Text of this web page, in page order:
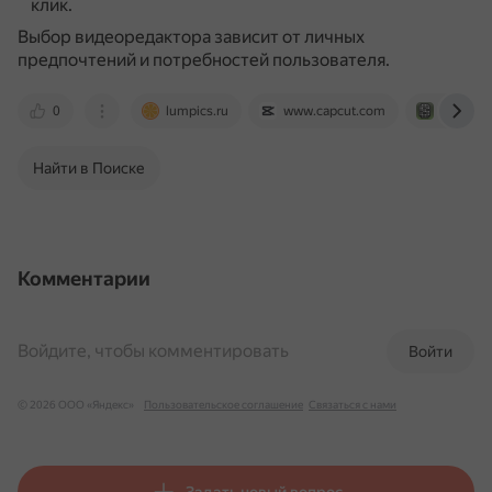
клик.
Выбор видеоредактора зависит от личных
предпочтений и потребностей пользователя.
0 lumpics.ru www.capcut.com
Найти в Поиске
Комментарии
Войти
Войдите, чтобы комментировать
© 2026 ООО «Яндекс» Пользовательское соглашение Связаться с нами